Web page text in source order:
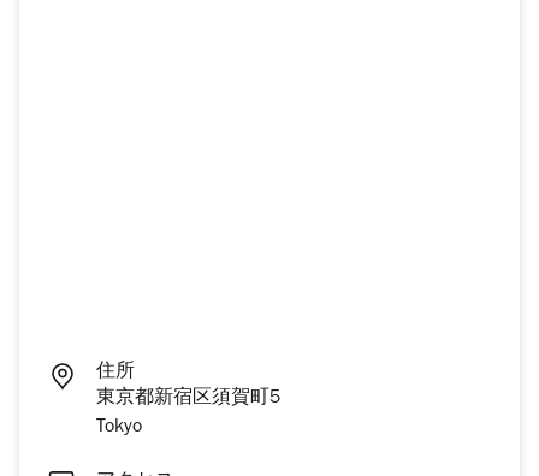
住所
東京都新宿区須賀町5
Tokyo